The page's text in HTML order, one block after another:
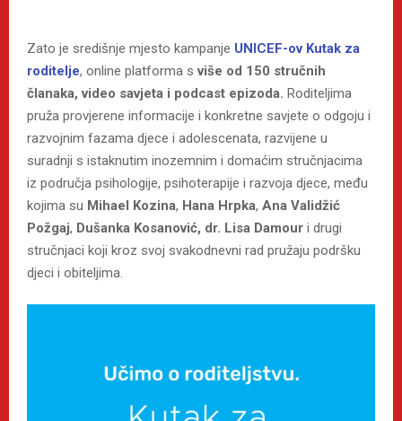
Zato je središnje mjesto kampanje UNICEF-ov Kutak za
roditelje, online platforma sviše od 150 stručnih
članaka, video savjeta i podcast epizoda. Roditeljima
pruža provjerene informacije i konkretne savjete o odgoju i
razvojnim fazama djece i adolescenata, razvijene u
suradnji s istaknutim inozemnim i domaćim stručnjacima
iz područja psihologije, psihoterapije i razvoja djece, među
kojima su Mihael Kozina, Hana Hrpka, Ana Validžić
Požgaj, Dušanka Kosanović, dr. Lisa Damour i drugi
stručnjaci koji kroz svoj svakodnevni rad pružaju podršku
djeci i obiteljima.